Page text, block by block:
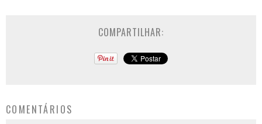
COMPARTILHAR:
COMENTÁRIOS